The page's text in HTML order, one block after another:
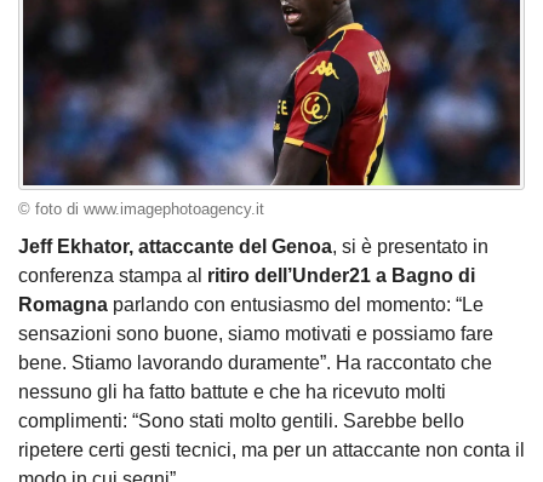
© foto di www.imagephotoagency.it
Jeff Ekhator, attaccante del Genoa, si è presentato in
conferenza stampa al ritiro dell’Under21 a Bagno di
Romagna parlando con entusiasmo del momento: “Le
sensazioni sono buone, siamo motivati e possiamo fare
bene. Stiamo lavorando duramente”. Ha raccontato che
nessuno gli ha fatto battute e che ha ricevuto molti
complimenti: “Sono stati molto gentili. Sarebbe bello
ripetere certi gesti tecnici, ma per un attaccante non conta il